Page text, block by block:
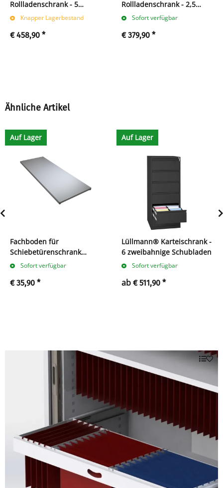
Rollladenschrank - 5
Ordnerhöhen - B 120 cm -
Knapper Lagerbestand
€ 458,90 *
Rollladenschrank - 2,5
Ordnerhöhen - B 120 cm -
Sofort verfügbar
€ 379,90 *
Ähnliche Artikel
Auf Lager
Fachboden für
Schiebetürenschrank
550130/550150 grau
Sofort verfügbar
€ 35,90 *
Auf Lager
Lüllmann® Karteischrank -
6 zweibahnige Schubladen
Sofort verfügbar
ab € 511,90 *